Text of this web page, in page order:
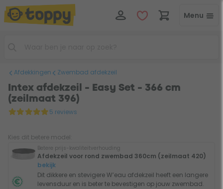
Menu
Afdekkingen Zwembad afdekzeil
Intex afdekzeil - Easy Set - 366 cm
(zeilmaat 396)
5 reviews
Kies dit betere model:
Betere prijs-kwaliteitverhouding
Afdekzeil voor rond zwembad 360cm (zeilmaat 420)
bekijk
Dit dikkere en stevigere W’eau afdekzeil heeft een langere
levensduur en is beter te bevestigen op jouw zwembad.